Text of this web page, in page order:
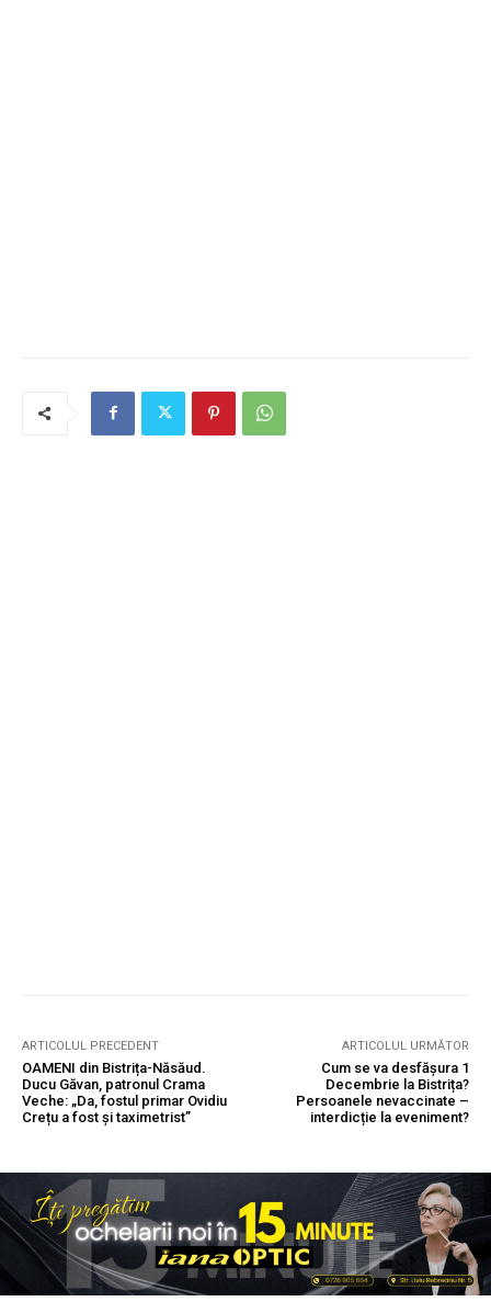
ARTICOLUL PRECEDENT
OAMENI din Bistrița-Năsăud.
Ducu Găvan, patronul Crama
Veche: „Da, fostul primar Ovidiu
Crețu a fost și taximetrist”
ARTICOLUL URMĂTOR
Cum se va desfășura 1
Decembrie la Bistrița?
Persoanele nevaccinate –
interdicție la eveniment?